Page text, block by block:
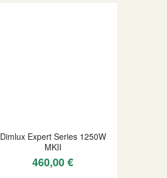
Dimlux Expert Series 1250W
MKII
460,00 €